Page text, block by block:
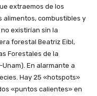
extraemos de los
alimentos, combustibles y
existirían sin la
forestal Beatriz Eibl,
Forestales de la
En alarmante a
Hay 25 «hotspots»
«puntos calientes» en